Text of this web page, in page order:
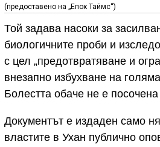
(предоставено на „Епок Таймс“)
Той задава насоки за
биологичните проби и
с цел „предотвратяване и
внезапно избухване на
Болестта обаче не е
Документът е издаден само
властите в Ухан публично